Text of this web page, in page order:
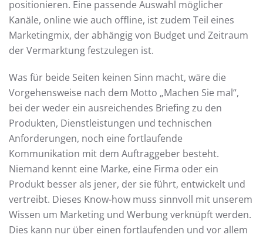
positionieren. Eine passende Auswahl möglicher
Kanäle, online wie auch offline, ist zudem Teil eines
Marketingmix, der abhängig von Budget und Zeitraum
der Vermarktung festzulegen ist.
Was für beide Seiten keinen Sinn macht, wäre die
Vorgehensweise nach dem Motto „Machen Sie mal“,
bei der weder ein ausreichendes Briefing zu den
Produkten, Dienstleistungen und technischen
Anforderungen, noch eine fortlaufende
Kommunikation mit dem Auftraggeber besteht.
Niemand kennt eine Marke, eine Firma oder ein
Produkt besser als jener, der sie führt, entwickelt und
vertreibt. Dieses Know-how muss sinnvoll mit unserem
Wissen um Marketing und Werbung verknüpft werden.
Dies kann nur über einen fortlaufenden und vor allem